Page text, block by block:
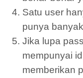
Satu user
punya
Jika lupa
mempunyai
memberikan